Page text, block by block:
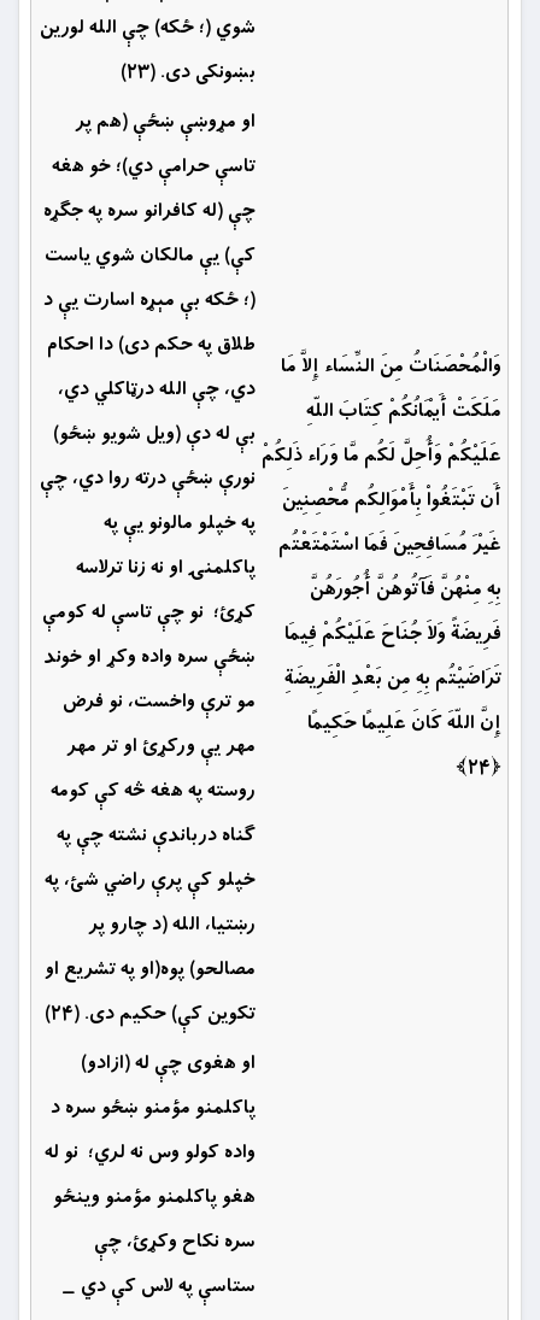
شوي (؛ ځکه) چې الله لورین
بښونكى دى. (۲۳)
وَالْمُحْصَنَاتُ مِنَ النِّسَاء إِلاَّ مَا
مَلَكَتْ أَيْمَانُكُمْ كِتَابَ اللّهِ
عَلَيْكُمْ وَأُحِلَّ لَكُم مَّا وَرَاء ذَلِكُمْ
أَن تَبْتَغُواْ بِأَمْوَالِكُم مُّحْصِنِينَ
غَيْرَ مُسَافِحِينَ فَمَا اسْتَمْتَعْتُم
بِهِ مِنْهُنَّ فَآتُوهُنَّ أُجُورَهُنَّ
فَرِيضَةً وَلاَ جُنَاحَ عَلَيْكُمْ فِيمَا
تَرَاضَيْتُم بِهِ مِن بَعْدِ الْفَرِيضَةِ
إِنَّ اللّهَ كَانَ عَلِيمًا حَكِيمًا
﴿۲۴﴾
او مړوښې ښځې (هم پر
تاسې حرامې دي)؛ خو هغه
چې (له کافرانو سره په جګړه
كې) یې مالکان شوي یاست
(؛ ځكه بې مېړه اسارت يې د
طلاق په حكم دى) دا احكام
دي، چې الله درټاكلي دي،
بې له دې (ويل شويو ښځو)
نورې ښځې درته روا دي، چې
په خپلو مالونو یې په
پاکلمنۍ او نه زنا ترلاسه
کړئ؛ نو چې تاسې له کومې
ښځې سره واده وکړ او خوند
مو ترې واخست، نو فرض
مهر یې ورکړئ او تر مهر
روسته په هغه څه کې کومه
ګناه درباندې نشته چې په
خپلو کې پرې راضي شئ، په
رښتیا، الله (د چارو پر
مصالحو) پوه(او په تشریع او
تکوین کې) حکیم دی. (۲۴)
او هغوى چې له (ازادو)
پاكلمنو مؤمنو ښځو سره د
واده كولو وس نه لري؛ نو له
هغو پاكلمنو مؤمنو وينځو
سره نكاح وكړئ، چې
ستاسې په لاس كې دي _